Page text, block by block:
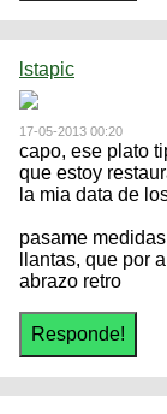
lstapic
17-05-2013 00:20
capo, ese plato
que estoy
la mia data de
pasame
llantas, que por
abrazo retro